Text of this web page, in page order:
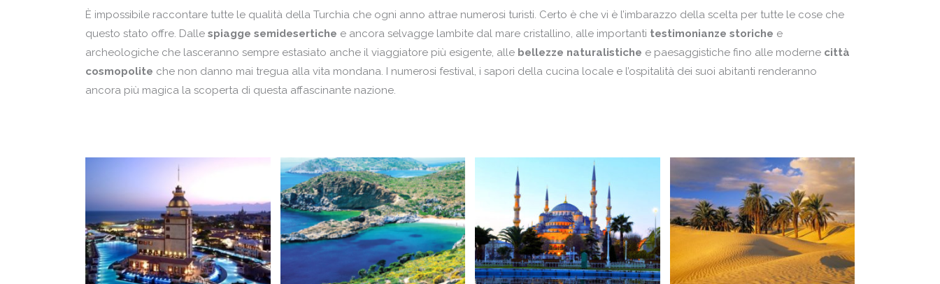
È impossibile raccontare tutte le qualità della Turchia che ogni anno attrae numerosi turisti. Certo è che vi è l’imbarazzo della scelta per tutte le cose che
questo stato offre. Dalle spiagge semidesertiche e ancora selvagge lambite dal mare cristallino, alle importanti testimonianze storiche e
archeologiche che lasceranno sempre estasiato anche il viaggiatore più esigente, alle bellezze naturalistiche e paesaggistiche fino alle moderne città
cosmopolite che non danno mai tregua alla vita mondana. I numerosi festival, i sapori della cucina locale e l’ospitalità dei suoi abitanti renderanno
ancora più magica la scoperta di questa affascinante nazione.